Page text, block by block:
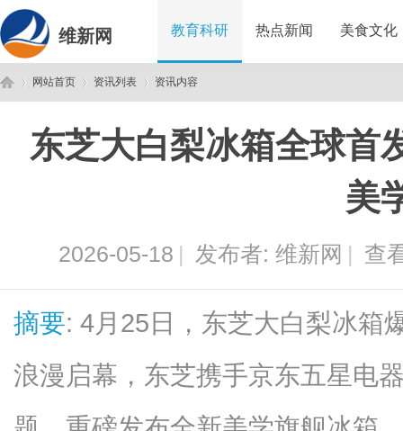
维新网 教育科研 热点新闻 美食文化
网站首页
›
资讯列表
›
资讯内容
东芝大白梨冰箱全球首
美
2026-05-18 | 发布者: 维新网 | 查
摘要: 4月25日，东芝大白梨冰箱
浪漫启幕，东芝携手京东五星电